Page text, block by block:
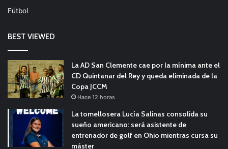
Fútbol
BEST VIEWED
La AD San Clemente cae por la mínima ante el
CD Quintanar del Rey y queda eliminada de la
Copa JCCM
Hace 12 horas
La tomellosera Lucía Salinas consolida su
sueño americano: será asistente de
entrenador de golf en Ohio mientras cursa su
máster